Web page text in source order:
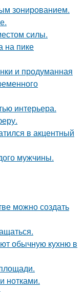
зонированием.
силы.
на пике
и продуманная
интерьера.
в акцентный
мужчины.
можно создать
обычную кухню в
нотками.